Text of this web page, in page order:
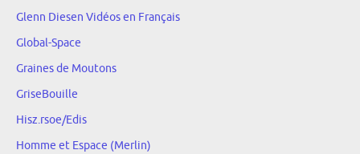
Glenn Diesen Vidéos en Français
Global-Space
Graines de Moutons
GriseBouille
Hisz.rsoe/Edis
Homme et Espace (Merlin)